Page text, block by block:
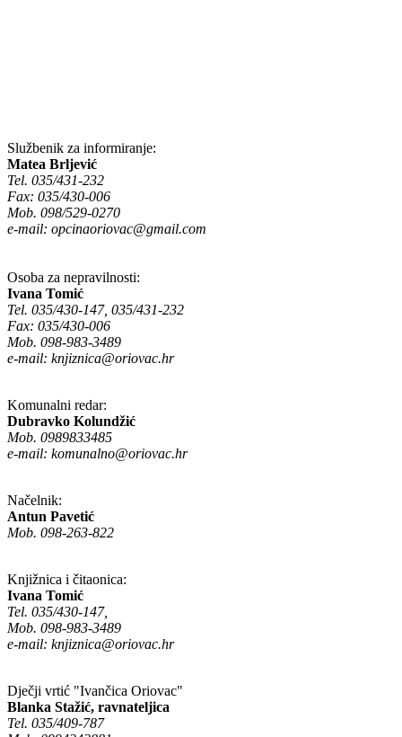
Službenik za informiranje:
Matea Brljević
Tel. 035/431-232
Fax: 035/430-006
Mob. 098/529-0270
e-mail: opcinaoriovac@gmail.com
Osoba za nepravilnosti:
Ivana Tomić
Tel. 035/430-147, 035/431-232
Fax: 035/430-006
Mob. 098-983-3489
e-mail: knjiznica@oriovac.hr
Komunalni redar:
Dubravko Kolundžić
Mob. 0989833485
e-mail: komunalno@oriovac.hr
Načelnik:
Antun Pavetić
Mob. 098-263-822
Knjižnica i čitaonica:
Ivana Tomić
Tel. 035/430-147,
Mob. 098-983-3489
e-mail: knjiznica@oriovac.hr
Dječji vrtić "Ivančica Oriovac"
Blanka Stažić, ravnateljica
Tel. 035/409-787